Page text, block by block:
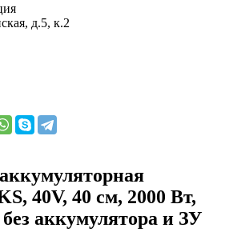
д.5, к.2
40V, 40 см, 2000 Вт,
аккумулятора и ЗУ